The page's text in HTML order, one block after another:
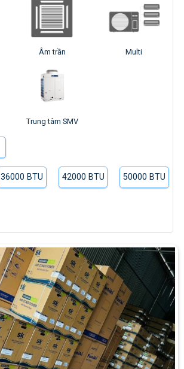
Âm trần Multi
Trung tâm SMV
36000 BTU 42000 BTU 50000 BTU